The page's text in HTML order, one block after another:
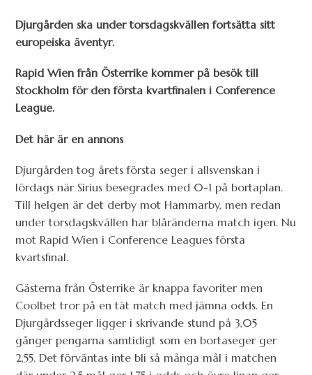
Djurgården ska under torsdagskvällen fortsätta sitt
europeiska äventyr.
Rapid Wien från Österrike kommer på besök till
Stockholm för den första kvartfinalen i Conference
League.
Det här är en annons
Djurgården tog årets första seger i allsvenskan i
lördags när Sirius besegrades med 0-1 på bortaplan.
Till helgen är det derby mot Hammarby, men redan
under torsdagskvällen har blåränderna match igen. Nu
mot Rapid Wien i Conference Leagues första
kvartsfinal.
Gästerna från Österrike är knappa favoriter men
Coolbet tror på en tät match med jämna odds. En
Djurgårdsseger ligger i skrivande stund på 3,05
gånger pengarna samtidigt som en bortaseger ger
2,55. Det förväntas inte bli så många mål i matchen